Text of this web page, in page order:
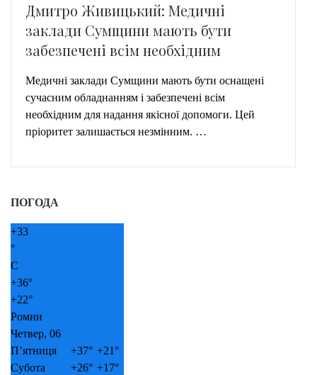
Дмитро Живицький: Медичні
заклади Сумщини мають бути
забезпечені всім необхідним
Медичні заклади Сумщини мають бути оснащені
сучасним обладнанням і забезпечені всім
необхідним для надання якісної допомоги. Цей
пріоритет залишається незмінним. …
ПОГОДА
+33
°
C
+36°
+22°
Ромни
Четвер, 06
П’ятниця
+37° +21°
Субота
+26° +17°